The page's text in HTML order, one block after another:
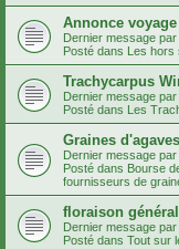
Annonce voyage
Dernier message par
Posté dans Les hors
Trachycarpus
Dernier message par
Posté dans Les
Graines d'agaves
Dernier message par
Posté dans Bourse
fournisseurs de
floraison
Dernier message par
Posté dans Tout sur